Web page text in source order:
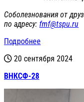
Соболезнования от
по адресу: fmf@tspu.ru
Подробнее
20 сентября 2024
ВНКСФ-28